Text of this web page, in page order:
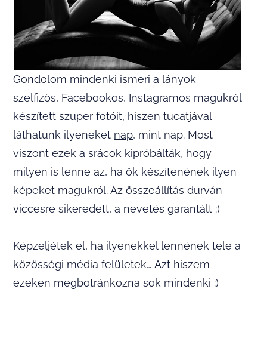
Gondolom mindenki ismeri a lányok
szelfizős, Facebookos, Instagramos magukról
készített szuper fotóit, hiszen tucatjával
láthatunk ilyeneket nap, mint nap. Most
viszont ezek a srácok kipróbálták, hogy
milyen is lenne az, ha ők készítenének ilyen
képeket magukról. Az összeállítás durván
viccesre sikeredett, a nevetés garantált :)
Képzeljétek el, ha ilyenekkel lennének tele a
közösségi média felületek… Azt hiszem
ezeken megbotránkozna sok mindenki :)